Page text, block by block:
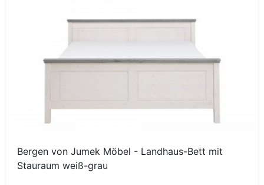
Bergen von Jumek Möbel - Landhaus-Bett mit
Stauraum weiß-grau